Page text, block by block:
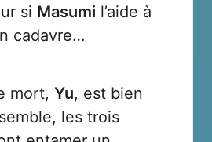
si Masumi l’aide à
cadavre…
mort, Yu, est bien
les trois